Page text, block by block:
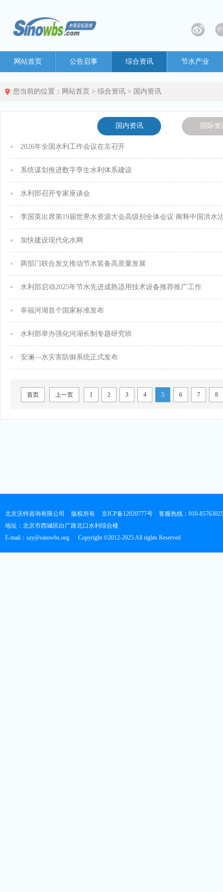
网站首页 公告启事 综合资讯 节水产业
您当前的位置： 网站首页 > 综合资讯 > 国内资讯
国内资讯 国际资
2026年全国水利工作会议在京召开
系统谋划推进数字孪生水利体系建设
水利部召开专家座谈会
加快建设现代化水网
两部门联合发文推动节水装备高质量发展
水利部启动2025年节水先进成熟适用技术设备推荐推广工作
幸福河湖首个国家标准发布
水利部举办强化河湖长制专题研究班
安澜—水灾害防御系统正式发布
首页 上一页 1 2 3 4 5 6 7 8
北京沃特咨询有限公司 版权所有 京ICP备12020777号 客服热线：010-85763025
地址：北京市西城区白广路北口水利综合楼
E-mail：szy@sinowbs.org
Copyright ©2012-2025 All rights Reserved